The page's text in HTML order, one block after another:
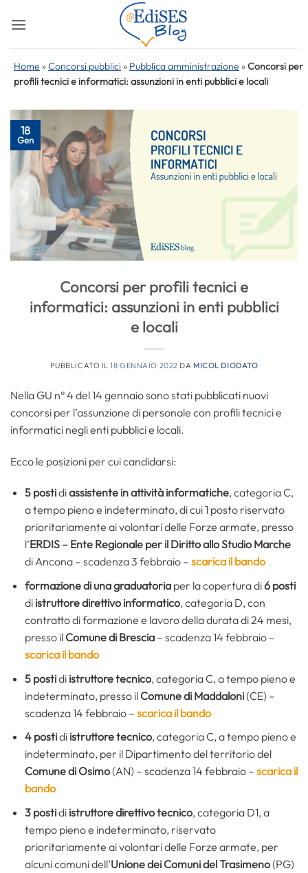
Home »Concorsi pubblici » Pubblica amministrazione »Concorsi per
profili tecnici e informatici: assunzioni in enti pubblici e locali
18
Gen
Concorsi per profili tecnici e
informatici: assunzioni in enti pubblici
e locali
PUBBLICATO IL18 GENNAIO 2022 DA MICOL DIODATO
Nella GU n° 4 del 14 gennaio sono stati pubblicati nuovi
concorsi per l’assunzione di personale con profili tecnici e
informatici negli enti pubblici e locali.
Ecco le posizioni per cui candidarsi:
5 postidiassistente in attività informatiche, categoria C,
a tempo pieno e indeterminato, di cui 1 posto riservato
prioritariamente ai volontari delle Forze armate, presso
l’ERDIS – Ente Regionale per il Diritto allo Studio Marche
di Ancona – scadenza 3 febbraio – scarica il bando
formazione di una graduatoriaper la copertura di6 posti
di istruttore direttivo informatico, categoria D, con
contratto di formazione e lavoro della durata di 24 mesi,
presso il Comune di Brescia– scadenza 14 febbraio –
scarica il bando
5 postidi istruttore tecnico, categoria C, a tempo pieno e
indeterminato, presso il Comune di Maddaloni(CE) –
scadenza 14 febbraio – scarica il bando
4 postidi istruttore tecnico, categoria C, a tempo pieno e
indeterminato, per il Dipartimento del territorio del
Comune di Osimo(AN) – scadenza 14 febbraio – scarica il
bando
3 postidi istruttore direttivo tecnico, categoria D1, a
tempo pieno e indeterminato, riservato
prioritariamente ai volontari delle Forze armate, per
alcuni comuni dell’Unione dei Comuni del Trasimeno(PG)